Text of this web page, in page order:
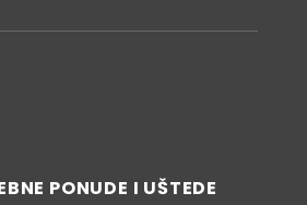
PONUDE I UŠTEDE